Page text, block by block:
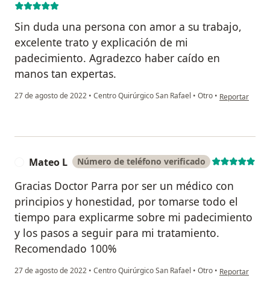
Sin duda una persona con amor a su trabajo,
excelente trato y explicación de mi
padecimiento. Agradezco haber caído en
manos tan expertas.
27 de agosto de 2022 • Centro Quirúrgico San Rafael • Otro • en opinión del
Reportar
Mateo L Número de teléfono verificado
Gracias Doctor Parra por ser un médico con
principios y honestidad, por tomarse todo el
tiempo para explicarme sobre mi padecimiento
y los pasos a seguir para mi tratamiento.
Recomendado 100%
27 de agosto de 2022 • Centro Quirúrgico San Rafael • Otro • en opinión del
Reportar